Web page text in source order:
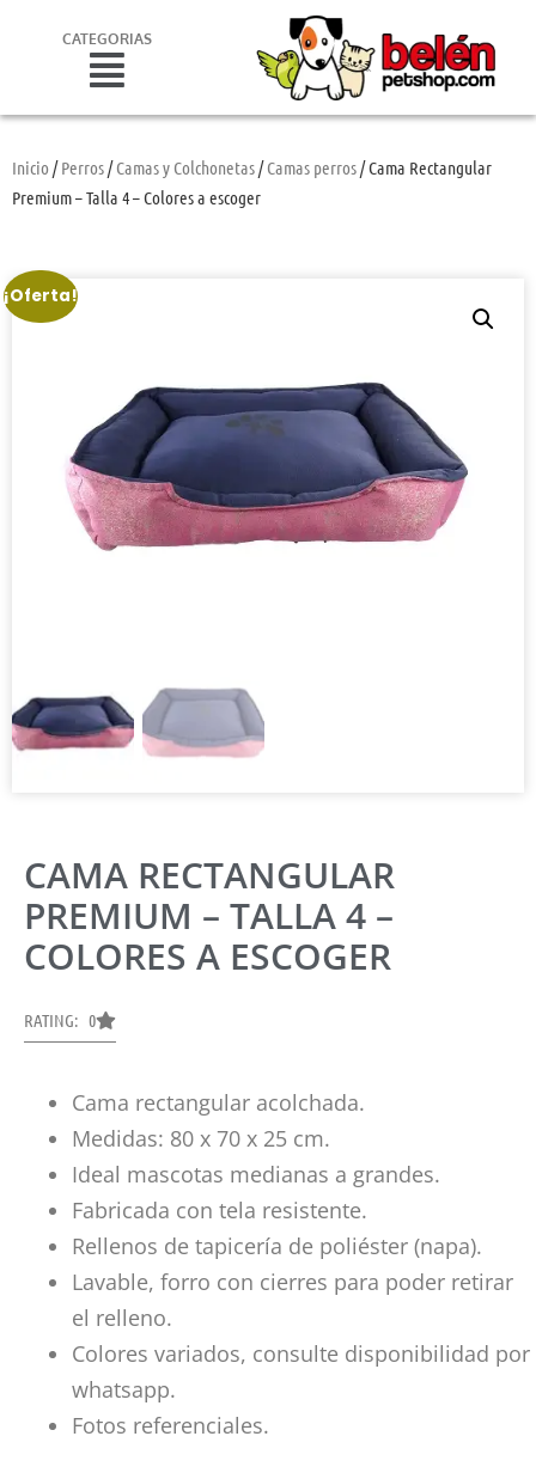
CATEGORIAS
Inicio /Perros/Camas y Colchonetas/Camas perros/ Cama Rectangular
Premium – Talla 4 – Colores a escoger
¡Oferta!
CAMA RECTANGULAR
PREMIUM – TALLA 4 –
COLORES A ESCOGER
RATING: 0
Cama rectangular acolchada.
Medidas: 80 x 70 x 25 cm.
Ideal mascotas medianas a grandes.
Fabricada con tela resistente.
Rellenos de tapicería de poliéster (napa).
Lavable, forro con cierres para poder retirar
el relleno.
Colores variados, consulte disponibilidad por
whatsapp.
Fotos referenciales.